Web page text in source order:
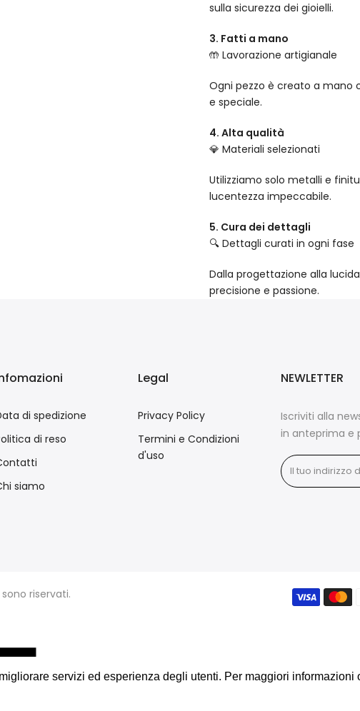
servizi ed esperienza degli utenti. Per maggiori
servizi ed esperienza degli utenti. Per maggiori
sulla sicurezza dei gioielli.
3. Fatti a mano
🤲 Lavorazione artigianale
Ogni pezzo è creato a mano
e speciale.
4. Alta qualità
💎 Materiali selezionati
Utilizziamo solo metalli e
lucentezza impeccabile.
5. Cura dei dettagli
🔍 Dettagli curati in ogni fase
Dalla progettazione alla
precisione e passione.
di spedizione
di reso
siamo
Legal
Privacy Policy
Termini e Condizioni
d'uso
NEWLETTER
Iscriviti alla
in anteprima e
riservati.